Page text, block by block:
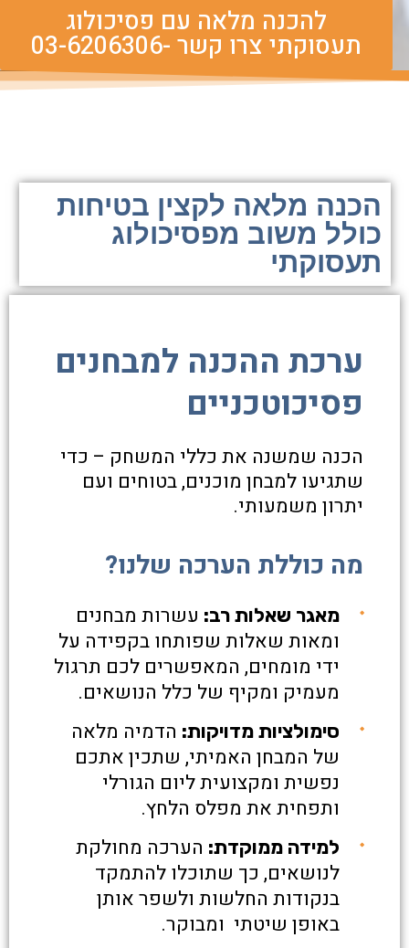
להכנה מלאה עם פסיכולוג
תעסוקתי צרו קשר -03-6206306
הכנה מלאה לקצין בטיחות
כולל משוב מפסיכולוג
תעסוקתי
ערכת ההכנה למבחנים
פסיכוטכניים
הכנה שמשנה את כללי המשחק – כדי
שתגיעו למבחן מוכנים, בטוחים ועם
יתרון משמעותי.
מה כוללת הערכה שלנו?
מאגר שאלות רב: עשרות מבחנים
ומאות שאלות שפותחו בקפידה על
ידי מומחים, המאפשרים לכם תרגול
מעמיק ומקיף של כלל הנושאים.
סימולציות מדויקות: הדמיה מלאה
של המבחן האמיתי, שתכין אתכם
נפשית ומקצועית ליום הגורלי
ותפחית את מפלס הלחץ.
למידה ממוקדת: הערכה מחולקת
לנושאים, כך שתוכלו להתמקד
בנקודות החלשות ולשפר אותן
באופן שיטתי ומבוקר.